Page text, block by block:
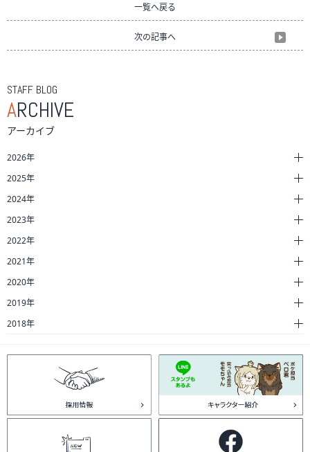
一覧へ戻る
次の記事へ
STAFF BLOG
ARCHIVE
アーカイブ
2026年
2025年
2024年
2023年
2022年
2021年
2020年
2019年
2018年